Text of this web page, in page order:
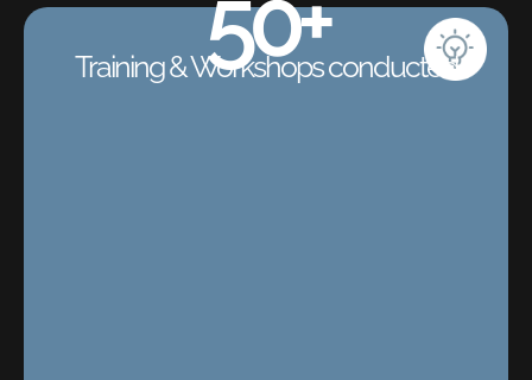
50+
Training & Workshops conducted